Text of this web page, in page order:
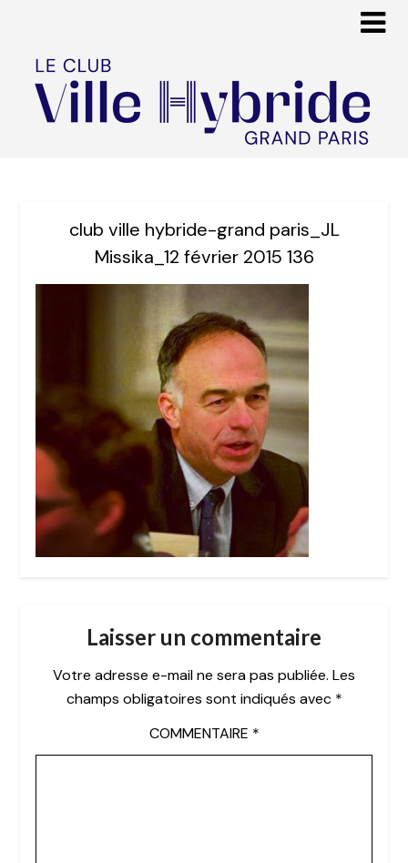
club ville hybride-grand paris_JL
Missika_12 février 2015 136
Laisser un commentaire
Votre adresse e-mail ne sera pas publiée. Les
champs obligatoires sont indiqués avec *
COMMENTAIRE *